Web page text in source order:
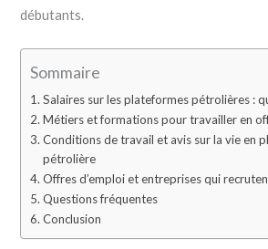
débutants.
Sommaire
Salaires sur les plateformes pétrolières :
Métiers et formations pour travailler en
Conditions de travail et avis sur la vie en
pétrolière
Offres d’emploi et entreprises qui
Questions fréquentes
Conclusion